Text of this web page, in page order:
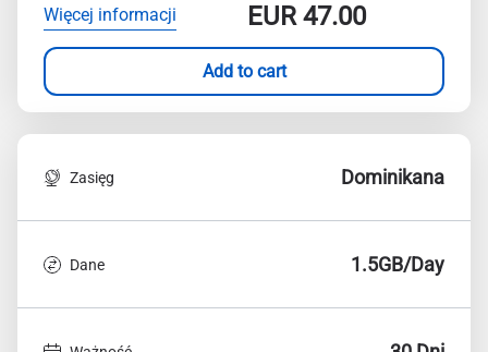
Więcej informacji EUR47.00
Add to cart
Zasięg Dominikana
Dane 1.5GB/Day